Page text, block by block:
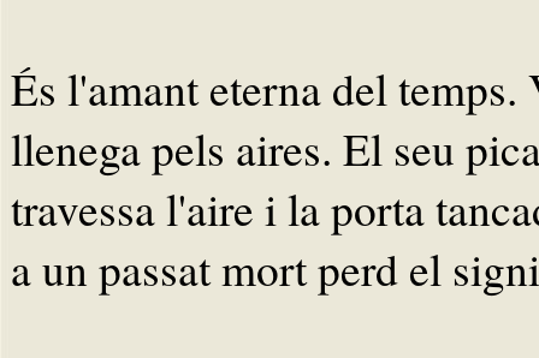
És l'amant eterna del temps.
llenega pels aires. El seu
travessa l'aire i la porta
a un passat mort perd el